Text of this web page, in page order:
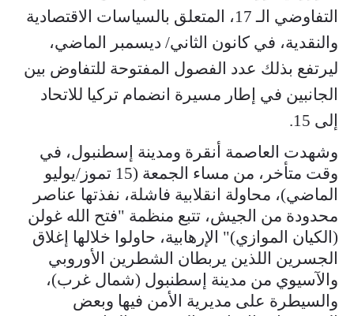
التفاوضي الـ 17، المتعلق بالسياسات الاقتصادية
والنقدية، في كانون الثاني/ ديسمبر الماضي،
ليرتفع بذلك عدد الفصول المفتوحة للتفاوض بين
الجانبين في إطار مسيرة انضمام تركيا للاتحاد
إلى 15.
وشهدت العاصمة أنقرة ومدينة إسطنبول، في
وقت متأخر، من مساء الجمعة (15 تموز/يوليو
الماضي)، محاولة انقلابية فاشلة، نفذتها عناصر
محدودة من الجيش، تتبع منظمة "فتح الله غولن
(الكيان الموازي)" الإرهابية، حاولوا خلالها إغلاق
الجسرين اللذين يربطان الشطرين الأوروبي
والآسيوي من مدينة إسطنبول (شمال غرب)،
والسيطرة على مديرية الأمن فيها وبعض